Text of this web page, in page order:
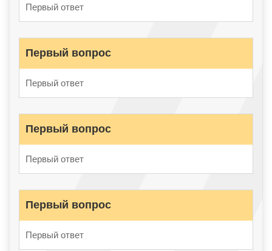
Первый ответ
Первый вопрос
Первый ответ
Первый вопрос
Первый ответ
Первый вопрос
Первый ответ